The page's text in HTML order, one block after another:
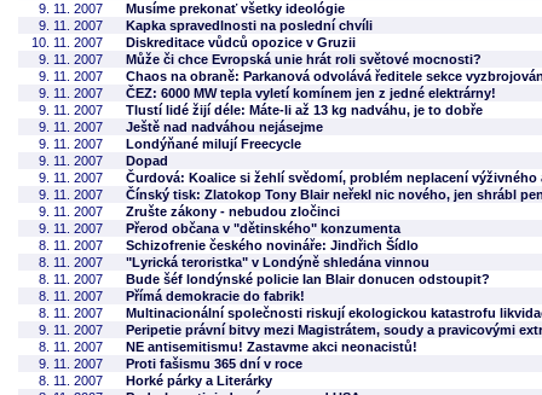
9. 11. 2007
Musíme prekonať všetky ideológie
9. 11. 2007
Kapka spravedlnosti na poslední chvíli
10. 11. 2007
Diskreditace vůdců opozice v Gruzii
9. 11. 2007
Může či chce Evropská unie hrát roli světové mocnosti?
9. 11. 2007
Chaos na obraně: Parkanová odvolává ředitele sekce
9. 11. 2007
ČEZ: 6000 MW tepla vyletí komínem jen z jedné elektrárny!
9. 11. 2007
Tlustí lidé žijí déle: Máte-li až 13 kg nadváhu, je to dobře
9. 11. 2007
Ještě nad nadváhou nejásejme
9. 11. 2007
Londýňané milují Freecycle
9. 11. 2007
Dopad
9. 11. 2007
Čurdová: Koalice si žehlí svědomí, problém neplacení výživného
9. 11. 2007
Čínský tisk: Zlatokop Tony Blair neřekl nic nového, jen shrábl
9. 11. 2007
Zrušte zákony - nebudou zločinci
9. 11. 2007
Přerod občana v "dětinského" konzumenta
8. 11. 2007
Schizofrenie českého novináře: Jindřich Šídlo
8. 11. 2007
"Lyrická teroristka" v Londýně shledána vinnou
8. 11. 2007
Bude šéf londýnské policie Ian Blair donucen odstoupit?
8. 11. 2007
Přímá demokracie do fabrik!
8. 11. 2007
Multinacionální společnosti riskují ekologickou katastrofu
9. 11. 2007
Peripetie právní bitvy mezi Magistrátem, soudy a pravicovými
8. 11. 2007
NE antisemitismu! Zastavme akci neonacistů!
9. 11. 2007
Proti fašismu 365 dní v roce
8. 11. 2007
Horké párky a Literárky